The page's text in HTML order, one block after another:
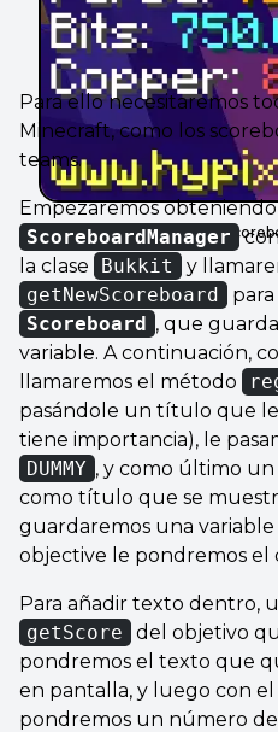
Ejemplo de
Para ello necesitaremos
Minecraft, como los
teams.
Empezaremos
ScoreboardManager
la clase
Bukkit
y
getNewScoreboard
Scoreboard , que
variable. A continuación,
llamaremos el método
pasándole un título que
tiene importancia), le
DUMMY , y como último
como título que se
guardaremos una variable
objective le pondremos el
Para añadir texto dentro,
getScore
del objetivo
pondremos el texto que
en pantalla, y luego con
pondremos un número